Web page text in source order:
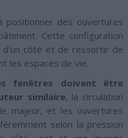
positionner des ouvertures
Cette configuration
d’un côté et de ressortir de
les espaces de vie.
fenêtres doivent être
similaire, la circulation
majeur, et les ouvertures
selon la pression